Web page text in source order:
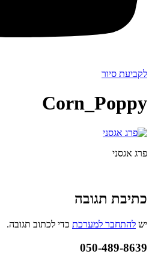
לקביעת סיור
Corn_Poppy
פרג אגסני
כתיבת תגובה
יש להתחבר למערכת כדי לכתוב תגובה.
050-489-8639